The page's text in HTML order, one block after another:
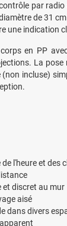
par
de 31
une indication
en PP
La pose
(non incluse)
l'heure et des
et discret au mur
aisé
dans divers